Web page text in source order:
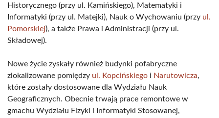
Historycznego (przy ul. Kamińskiego), Matematyki i
Informatyki (przy ul. Matejki), Nauk o Wychowaniu (przy ul.
Pomorskiej), a także Prawa i Administracji (przy ul.
Składowej).
Nowe życie zyskały również budynki pofabryczne
zlokalizowane pomiędzy ul. Kopcińskiego i Narutowicza,
które zostały dostosowane dla Wydziału Nauk
Geograficznych. Obecnie trwają prace remontowe w
gmachu Wydziału Fizyki i Informatyki Stosowanej,